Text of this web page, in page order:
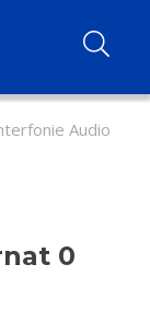
Audio
0